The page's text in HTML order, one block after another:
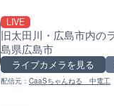
LIVE
旧太田川・広島市内の
島県広島市
ライブカメラを見る
配信元： CaaSちゃんねる 中電工